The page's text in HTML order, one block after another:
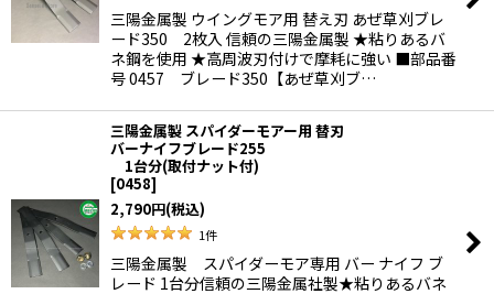
三陽金属製 ウイングモア用 替え刃 あぜ草刈ブレ
ード350 2枚入 信頼の三陽金属製 ★粘りあるバ
ネ鋼を使用 ★高周波刃付けで摩耗に強い ■部品番
号 0457 ブレード350【あぜ草刈ブ…
三陽金属製 スパイダーモアー用 替刃
バーナイフブレード255
1台分(取付ナット付)
[0458]
2,790円(税込)
1件
三陽金属製 スパイダーモア専用 バー ナイフ ブ
レード 1台分信頼の三陽金属社製★粘りあるバネ